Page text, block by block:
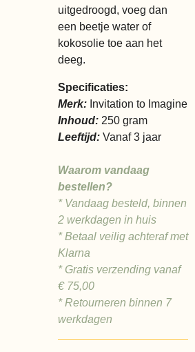
uitgedroogd, voeg dan
een beetje water of
kokosolie toe aan het
deeg.
Specificaties:
Merk: Invitation to Imagine
Inhoud: 250 gram
Leeftijd: Vanaf 3 jaar
Waarom vandaag
bestellen?
* Vandaag besteld, binnen
2 werkdagen in huis
* Betaal veilig achteraf met
Klarna
* Gratis verzending vanaf
€ 75,00
* Retourneren binnen 7
werkdagen